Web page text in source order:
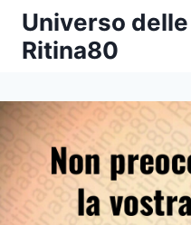
Salta
contenuto
Universo
Ritina80